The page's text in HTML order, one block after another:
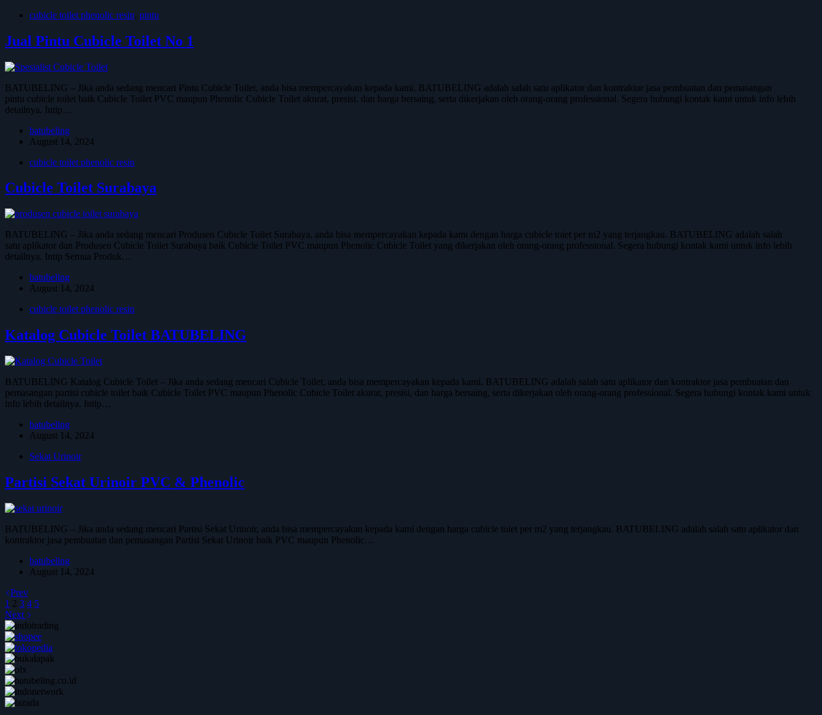
cubicle toilet phenolic resin, pintu
Jual Pintu Cubicle Toilet No 1
BATUBELING – Jika anda sedang mencari Pintu Cubicle Toilet, anda bisa mempercayakan kepada kami. BATUBELING adalah salah satu aplikator dan kontraktor jasa pembuatan dan pemasangan
pintu cubicle toilet baik Cubicle Toilet PVC maupun Phenolic Cubicle Toilet akurat, presisi, dan harga bersaing, serta dikerjakan oleh orang-orang professional. Segera hubungi kontak kami untuk info lebih
detailnya. Intip…
batubeling
August 14, 2024
cubicle toilet phenolic resin
Cubicle Toilet Surabaya
BATUBELING – Jika anda sedang mencari Produsen Cubicle Toilet Surabaya, anda bisa mempercayakan kepada kami dengan harga cubicle toiet per m2 yang terjangkau. BATUBELING adalah salah
satu aplikator dan Produsen Cubicle Toilet Surabaya baik Cubicle Toilet PVC maupun Phenolic Cubicle Toilet yang dikerjakan oleh orang-orang professional. Segera hubungi kontak kami untuk info lebih
detailnya. Intip Semua Produk…
batubeling
August 14, 2024
cubicle toilet phenolic resin
Katalog Cubicle Toilet BATUBELING
BATUBELING Katalog Cubicle Toilet – Jika anda sedang mencari Cubicle Toilet, anda bisa mempercayakan kepada kami. BATUBELING adalah salah satu aplikator dan kontraktor jasa pembuatan dan
pemasangan partisi cubicle toilet baik Cubicle Toilet PVC maupun Phenolic Cubicle Toilet akurat, presisi, dan harga bersaing, serta dikerjakan oleh orang-orang professional. Segera hubungi kontak kami untuk
info lebih detailnya. Intip…
batubeling
August 14, 2024
Sekat Urinoir
Partisi Sekat Urinoir PVC & Phenolic
BATUBELING – Jika anda sedang mencari Partisi Sekat Urinoir, anda bisa mempercayakan kepada kami dengan harga cubicle toiet per m2 yang terjangkau. BATUBELING adalah salah satu aplikator dan
kontraktor jasa pembuatan dan pemasangan Partisi Sekat Urinoir baik PVC maupun Phenolic…
batubeling
August 14, 2024
Prev
1 2 3 4 5
Next